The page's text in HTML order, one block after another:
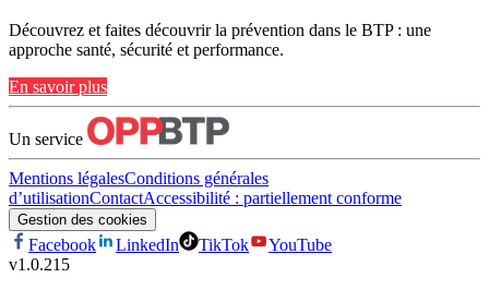
Découvrez et faites découvrir la prévention dans le BTP : une
approche santé, sécurité et performance.
En savoir plus
Un service
Mentions légalesConditions générales
d’utilisationContactAccessibilité : partiellement conforme
Gestion des cookies
Facebook LinkedIn TikTok
YouTube
v1.0.215